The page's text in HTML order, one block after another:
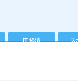
IT 経済 ス